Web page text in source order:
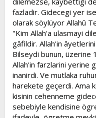
fazladir. Gidecegi yer
olarak söylüyor Allahû
"Kim Allah'a ulasmayi
gâfildir. Allah'in
Bilseydi bunun, üzerine
Allah'in farzlarini yerine
inanirdi. Ve mutlaka
harekete geçerdi. Ama
kisinin cehenneme
sebebiyle kendisine